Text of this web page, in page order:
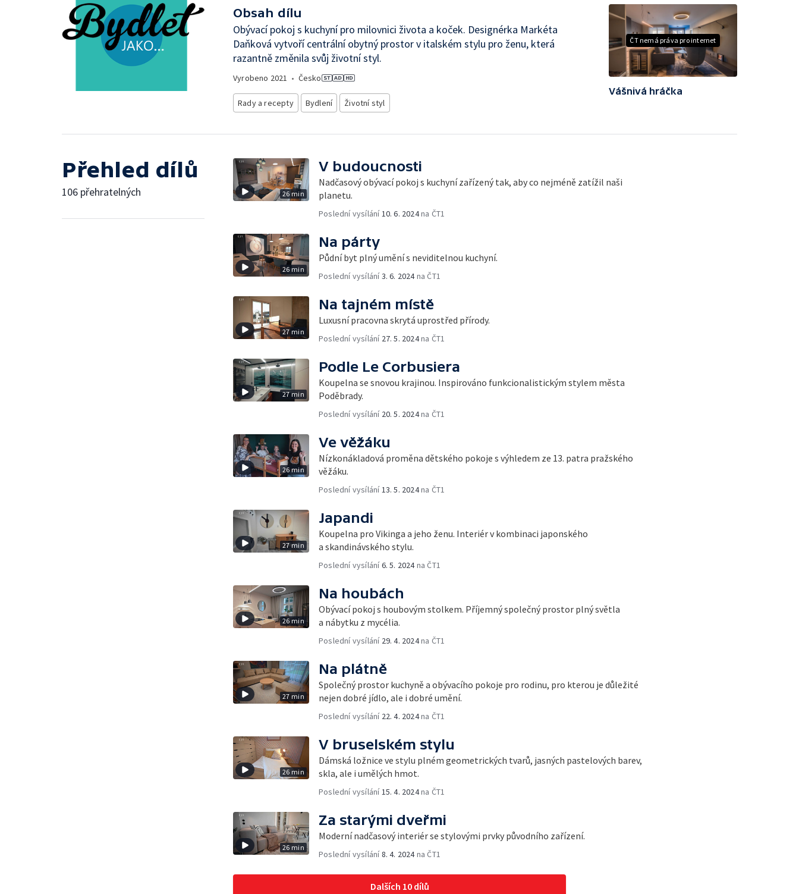
Obsah dílu
Obývací pokoj s kuchyní pro milovnici života a koček. Designérka Markéta
Daňková vytvoří centrální obytný prostor v italském stylu pro ženu, která
razantně změnila svůj životní styl.
Vyrobeno 2021 • Česko
Rady a recepty Bydlení Životní styl
ČT nemá práva pro internet
Vášnivá hráčka
Přehled dílů
106 přehratelných 26 min
V budoucnosti
Nadčasový obývací pokoj s kuchyní zařízený tak, aby co nejméně zatížil naši
planetu.
Poslední vysílání10. 6. 2024na ČT1
26 min
Na párty
Půdní byt plný umění s neviditelnou kuchyní.
Poslední vysílání3. 6. 2024na ČT1
27 min
Na tajném místě
Luxusní pracovna skrytá uprostřed přírody.
Poslední vysílání 27. 5. 2024na ČT1
27 min
Podle Le Corbusiera
Koupelna se snovou krajinou. Inspirováno funkcionalistickým stylem města
Poděbrady.
Poslední vysílání 20. 5. 2024na ČT1
26 min
Ve věžáku
Nízkonákladová proměna dětského pokoje s výhledem ze 13. patra pražského
věžáku.
Poslední vysílání13. 5. 2024na ČT1
27 min
Japandi
Koupelna pro Vikinga a jeho ženu. Interiér v kombinaci japonského
a skandinávského stylu.
Poslední vysílání6. 5. 2024na ČT1
26 min
Na houbách
Obývací pokoj s houbovým stolkem. Příjemný společný prostor plný světla
a nábytku z mycélia.
Poslední vysílání 29. 4. 2024na ČT1
27 min
Na plátně
Společný prostor kuchyně a obývacího pokoje pro rodinu, pro kterou je důležité
nejen dobré jídlo, ale i dobré umění.
Poslední vysílání 22. 4. 2024na ČT1
26 min
V bruselském stylu
Dámská ložnice ve stylu plném geometrických tvarů, jasných pastelových barev,
skla, ale i umělých hmot.
Poslední vysílání15. 4. 2024na ČT1
26 min
Za starými dveřmi
Moderní nadčasový interiér se stylovými prvky původního zařízení.
Poslední vysílání8. 4. 2024na ČT1
Dalších 10 dílů